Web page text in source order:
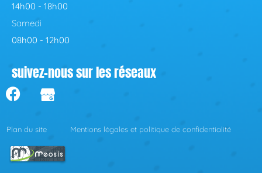
14h00 - 18h00
Samedi
08h00 - 12h00
suivez-nous sur les réseaux
Plan du site Mentions légales et politique de confidentialité